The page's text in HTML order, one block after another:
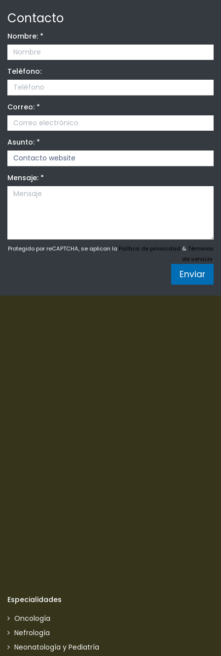
Contacto
Nombre: *
Teléfono:
Correo: *
Asunto: *
Mensaje: *
Protegido por reCAPTCHA, se aplican la Política de privacidad & Términos
de servicio.
Enviar
Especialidades
Oncología
Nefrología
Neonatología y Pediatría